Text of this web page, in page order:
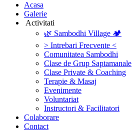
‎Acasa
Galerie
‎ ‎Activitati‎
🌿 Sambodhi Village 🏕️
> Intrebari Frecvente <
Comunitatea Sambodhi
Clase de Grup Saptamanale
Clase Private & Coaching
Terapie & Masaj
‎Evenimente
Voluntariat
‏‏‎Instructori & Facilitatori
Colaborare
Contact